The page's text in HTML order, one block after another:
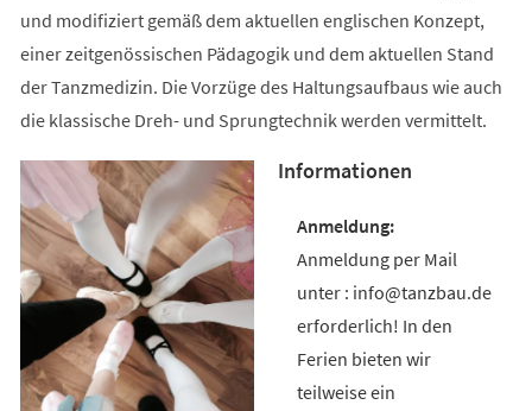
und modifiziert gemäß dem aktuellen englischen Konzept,
einer zeitgenössischen Pädagogik und dem aktuellen Stand
der Tanzmedizin. Die Vorzüge des Haltungsaufbaus wie auch
die klassische Dreh- und Sprungtechnik werden vermittelt.
Informationen
Anmeldung per Mail
unter : info@tanzbau.de
erforderlich! In den
Ferien bieten wir
teilweise ein